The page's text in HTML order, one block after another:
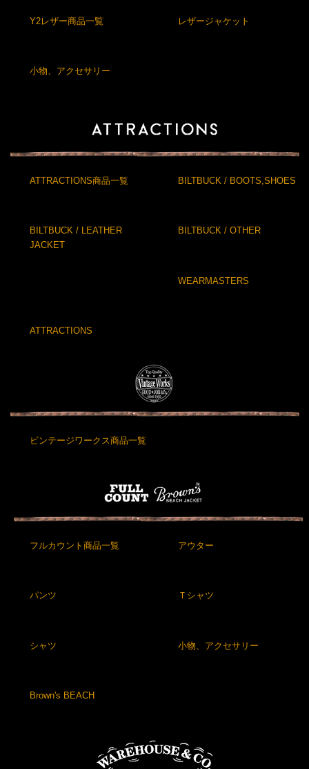
Y2レザー商品一覧 レザージャケット
小物、アクセサリー
ATTRACTIONS商品一覧 BILTBUCK / BOOTS,SHOES
BILTBUCK / LEATHER
JACKET
BILTBUCK / OTHER
WEARMASTERS
ATTRACTIONS
ビンテージワークス商品一覧
フルカウント商品一覧 アウター
パンツ Ｔシャツ
シャツ 小物、アクセサリー
Brown's BEACH